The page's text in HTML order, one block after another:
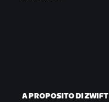
A PROPOSITO DI ZWIFT